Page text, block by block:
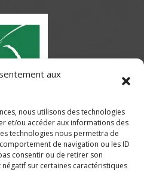
aux
nous utilisons des technologies
et/ou accéder aux informations des
technologies nous permettra de
de navigation ou les ID
consentir ou de retirer son
sur certaines caractéristiques